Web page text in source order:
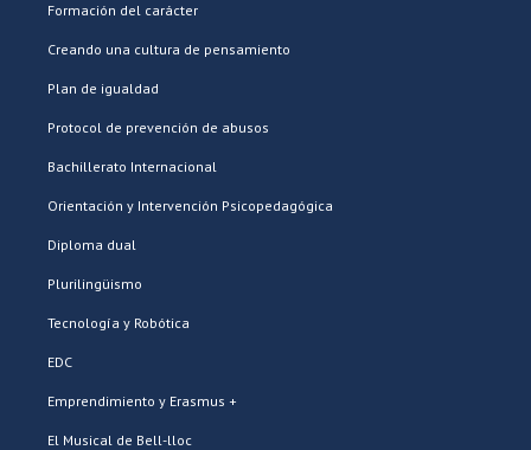
Formación del carácter
Creando una cultura de pensamiento
Plan de igualdad
Protocol de prevención de abusos
Bachillerato Internacional
Orientación y Intervención Psicopedagógica
Diploma dual
Plurilingüismo
Tecnología y Robótica
EDC
Emprendimiento y Erasmus +
El Musical de Bell-lloc